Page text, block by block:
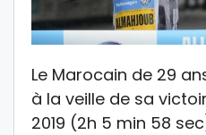
Le Marocain de 29
à la veille de sa
2019 (2h 5 min 58